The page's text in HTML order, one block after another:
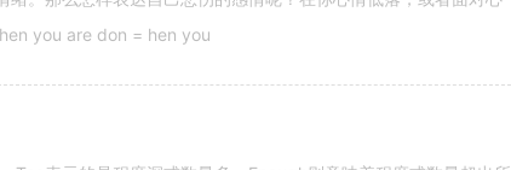
you are don = hen you